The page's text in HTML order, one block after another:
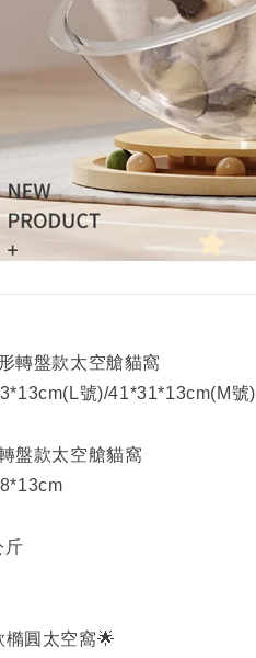
轉盤款太空艙貓窩
號)/41*31*13cm(M號)
盤款太空艙貓窩
斤
橢圓太空窩🌟